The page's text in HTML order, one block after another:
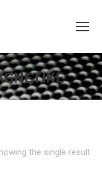
the single result